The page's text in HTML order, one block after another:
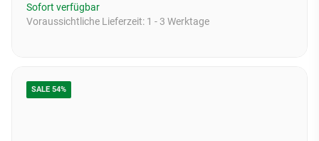
Sofort verfügbar
Voraussichtliche Lieferzeit: 1 - 3 Werktage
SALE 54%